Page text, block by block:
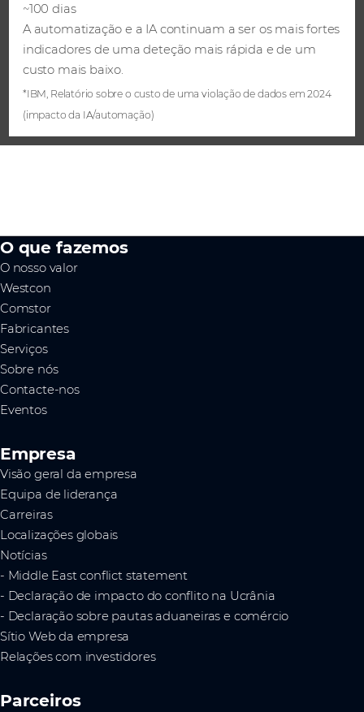
~100 dias
A automatização e a IA continuam a ser os mais fortes
indicadores de uma deteção mais rápida e de um
custo mais baixo.
*IBM, Relatório sobre o custo de uma violação de dados em 2024
(impacto da IA/automação)
O que fazemos
O nosso valor
Westcon
Comstor
Fabricantes
Serviços
Sobre nós
Contacte-nos
Eventos
Empresa
Visão geral da empresa
Equipa de liderança
Carreiras
Localizações globais
Notícias
- Middle East conflict statement
- Declaração de impacto do conflito na Ucrânia
- Declaração sobre pautas aduaneiras e comércio
Sítio Web da empresa
Relações com investidores
Parceiros